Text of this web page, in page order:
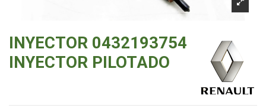
INYECTOR 0432193754
INYECTOR PILOTADO